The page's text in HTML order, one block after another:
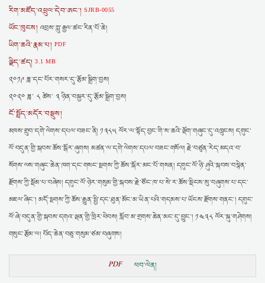
རིག་མཛོད་འཕྲུལ་དེབ་ཨང་།SJRB-0055
ཡོང་ཁུངས། འབྲས་ཀླུ་རྒྱལ་ཚང་རིན་པོ་ཆེ།
ཡིག་ཆའི་རྣམ་པ། PDF
ལྗིད་ཚད།3.1 MB
༢༠༡༩ ཟླ་དང་པོར་གསར་དུ་རྩོམ་སྒྲིག་བྱས།
༢༠༢༠ ཟླ་ ༨ ཚེས་ ༣ ཉིན་བསྐྱར་དུ་རྩོམ་སྒྲིག་བྱས།
ངོ་སྤྲོད་མདོར་བསྡུས།
མཁས་གྲུབ་དགེ་ལེགས་དཔལ་བཟང་ནི། ༡༣༨༥ ལོར་ལ་སྟོད་བྱང་གི་ས་ཆའི་ལྡོག་གཞུང་དུ་འཁྲུངས། དགུང་
ལོ་བདུན་གྱི་སྐབས་ཆོས་སྒོར་ཞུགས། མཚན་ལ་དགེ་ལེགས་དཔལ་བཟང་གསོལ། རྗེ་བཙུན་རེད་མདའ་བ་
སོགས་ལས་གཞུང་ཆེན་ཁག་དང་གསང་སྔགས་ཀྱི་ཆོས་སྐོར་མང་པོ་གསན། དགུང་ལོ་ཉི་ཤུའི་སྐབས་བསྙེན་
རྫོགས་ཀྱི་སྡོམ་པ་བཞེས། དགུང་ལོ་ཉེར་གསུམ་གྱི་སྐབས་རྗེ་ཙོང་ཁ་པ་སེ་ར་ཆོས་སྡིངས་སུ་བཞུགས་པ་དང་
མཇལ་ཞིང་། མདོ་སྔགས་ཀྱི་ཆོས་རྒྱུན་སྤྱི་དང་ཐུན་མོང་མ་ཡིན་པའི་གདམས་པ་ཡོངས་རྫོགས་གནང་། དགུང་
ལོ་ཞེ་བདུན་གྱི་སྐབས་དགའ་ལྡན་གྱི་ཁྲིར་ཕེབས། སློབ་མ་གྲགས་ཆེན་མང་དུ་བྱུང་། ༡༤༣༨ ལོར་སྐུ་གཤེགས།
གསུང་རྩོམ་ལ། པོད་ཆེན་བཅུ་གསུམ་ཙམ་བཞུགས།
PDF ཕབ་ལེན།